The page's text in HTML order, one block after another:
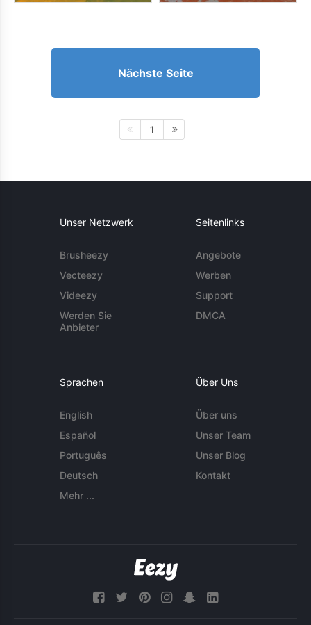
Nächste Seite
1
Unser Netzwerk
Brusheezy
Vecteezy
Videezy
Werden Sie
Anbieter
Seitenlinks
Angebote
Werben
Support
DMCA
Sprachen
English
Español
Português
Deutsch
Mehr ...
Über Uns
Über uns
Unser Team
Unser Blog
Kontakt